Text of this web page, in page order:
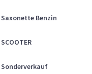
Saxonette Benzin
SCOOTER
Sonderverkauf